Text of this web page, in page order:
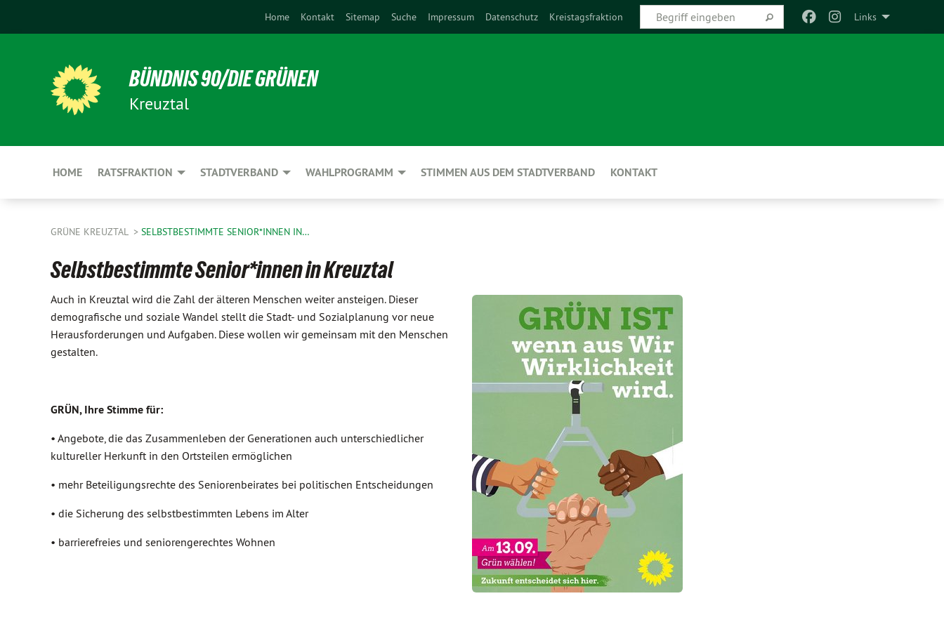
Links
Home Kontakt Sitemap Suche Impressum Datenschutz Kreistagsfraktion
BÜNDNIS 90/DIE GRÜNEN
Kreuztal
HOME RATSFRAKTION STADTVERBAND WAHLPROGRAMM STIMMEN AUS DEM STADTVERBAND KONTAKT
GRÜNE KREUZTAL SELBSTBESTIMMTE SENIOR*INNEN IN…
Selbstbestimmte Senior*innen in Kreuztal
Auch in Kreuztal wird die Zahl der älteren Menschen weiter ansteigen. Dieser
demografische und soziale Wandel stellt die Stadt- und Sozialplanung vor neue
Herausforderungen und Aufgaben. Diese wollen wir gemeinsam mit den Menschen
gestalten.
GRÜN, Ihre Stimme für:
• Angebote, die das Zusammenleben der Generationen auch unterschiedlicher
kultureller Herkunft in den Ortsteilen ermöglichen
• mehr Beteiligungsrechte des Seniorenbeirates bei politischen Entscheidungen
• die Sicherung des selbstbestimmten Lebens im Alter
• barrierefreies und seniorengerechtes Wohnen